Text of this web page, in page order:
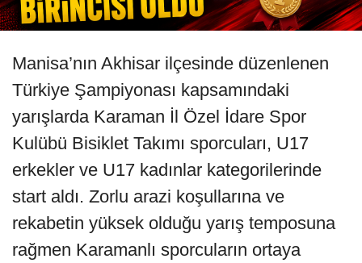
Manisa’nın Akhisar ilçesinde düzenlenen
Türkiye Şampiyonası kapsamındaki
yarışlarda Karaman İl Özel İdare Spor
Kulübü Bisiklet Takımı sporcuları, U17
erkekler ve U17 kadınlar kategorilerinde
start aldı. Zorlu arazi koşullarına ve
rekabetin yüksek olduğu yarış temposuna
rağmen Karamanlı sporcuların ortaya